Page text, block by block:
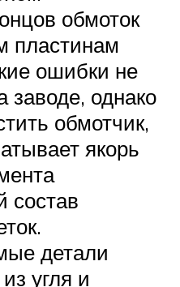
обмоток
пластинам
ошибки не
заводе, однако
обмотчик,
якорь
состав
детали
угля и